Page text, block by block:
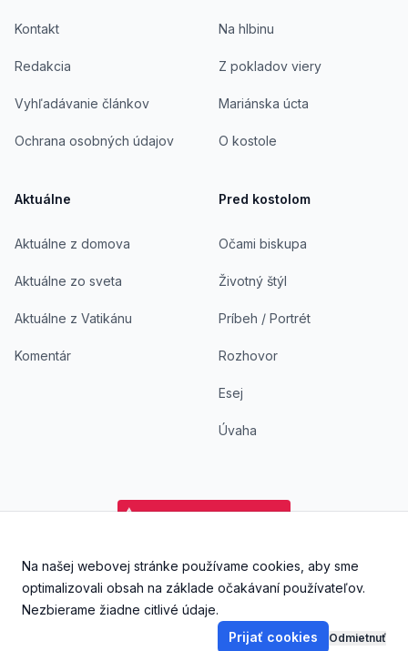
Kontakt
Redakcia
Vyhľadávanie článkov
Ochrana osobných údajov
Aktuálne
Aktuálne z domova
Aktuálne zo sveta
Aktuálne z Vatikánu
Komentár
Na hlbinu
Z pokladov viery
Mariánska úcta
O kostole
Pred kostolom
Očami biskupa
Životný štýl
Príbeh / Portrét
Rozhovor
Esej
Úvaha
FacebookInstagramYouTubeAplikácia DoKostola -
Aplikácia
Na našej webovej stránke používame cookies, aby sme
optimalizovali obsah na základe očakávaní používateľov.
Nezbierame žiadne citlivé údaje.
Prijať cookies
Odmietnuť